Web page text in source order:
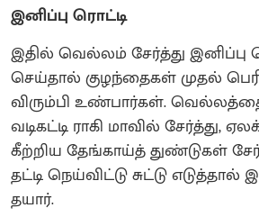
இனிப்பு ரொட்டி
இதில் வெல்லம் சேர்த்து இனிப்பு
செய்தால் குழந்தைகள் முதல்
விரும்பி உண்பார்கள்.
வடிகட்டி ராகி மாவில் சேர்த்து,
கீற்றிய தேங்காய்த் துண்டுகள்
தட்டி நெய்விட்டு சுட்டு எடுத்தால்
தயார்.